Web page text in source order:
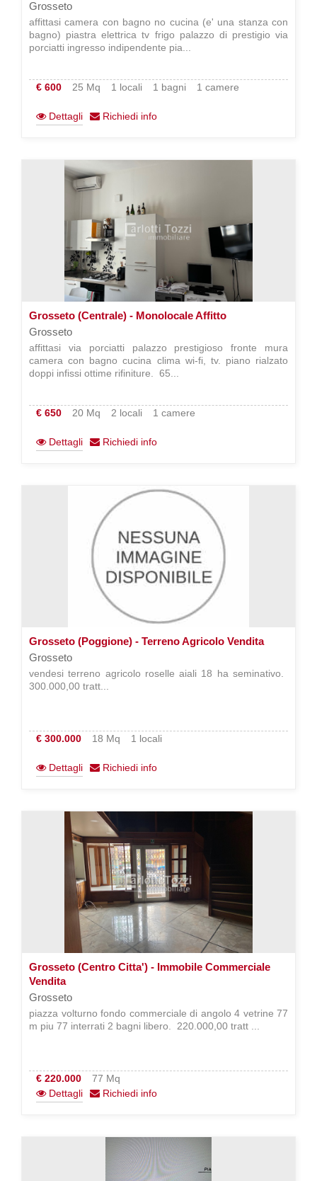
Grosseto
affittasi camera con bagno no cucina (e' una stanza con
bagno) piastra elettrica tv frigo palazzo di prestigio via
porciatti ingresso indipendente pia...
€ 600 25 Mq 1 locali 1 bagni 1 camere
Dettagli Richiedi info
Grosseto (Centrale) - Monolocale Affitto
Grosseto
affittasi via porciatti palazzo prestigioso fronte mura
camera con bagno cucina clima wi-fi, tv. piano rialzato
doppi infissi ottime rifiniture.  65...
€ 650 20 Mq 2 locali 1 camere
Dettagli Richiedi info
Grosseto (Poggione) - Terreno Agricolo Vendita
Grosseto
vendesi terreno agricolo roselle aiali 18 ha seminativo. 
300.000,00 tratt...
€ 300.000 18 Mq 1 locali
Dettagli Richiedi info
Grosseto (Centro Citta') - Immobile Commerciale
Vendita
Grosseto
piazza volturno fondo commerciale di angolo 4 vetrine 77
m piu 77 interrati 2 bagni libero.  220.000,00 tratt ...
€ 220.000
77 Mq
Dettagli
Richiedi info